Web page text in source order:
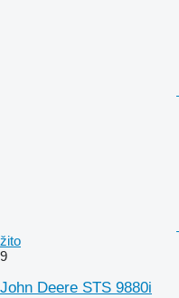
žito
9
John Deere STS 9880i